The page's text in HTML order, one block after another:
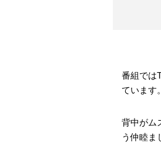
番組では
ています。
背中がム
う仲睦ま